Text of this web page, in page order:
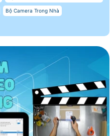
Bộ Camera Trong Nhà